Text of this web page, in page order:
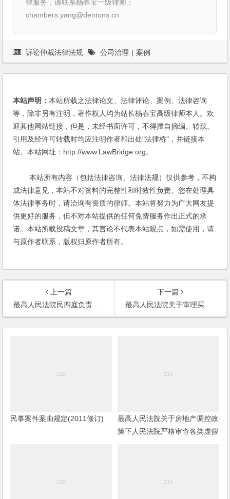
律服务，请联系杨春宝一级律师：
chambers.yang@dentons.cn
诉讼仲裁法律法规 公司治理 | 案例
本站声明：本站所载之法律论文、法律评论、案例、法律咨询
等，除非另有注明，著作权人均为站长杨春宝高级律师本人。欢
迎其他网站链接，但是，未经书面许可，不得擅自摘编、转载。
引用及经许可转载时均应注明作者和出处"法律桥"，并链接本
站。本站网址：http://www.LawBridge.org。
本站所有内容（包括法律咨询、法律法规）仅供参考，不构
成法律意见，本站不对资料的完整性和时效性负责。您在处理具
体法律事务时，请洽询有资质的律师。本站将努力为广大网友提
供更好的服务，但不对本站提供的任何免费服务作出正式的承
诺。本站所载投稿文章，其言论不代表本站观点，如需使用，请
与原作者联系，版权归原作者所有。
上一篇
最高人民法院民四庭负责人就《关于审理海上货运代理纠纷案件若干问题的规定》答记者问
下一篇
最高人民法院关于审理买卖合同纠纷案件适用法律问题的解释
民事案件案由规定(2011修订)
最高人民法院关于房地产调控政
策下人民法院严格审查各类虚假